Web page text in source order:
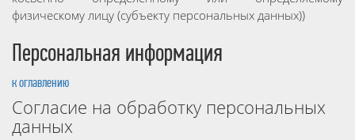
физическому лицу (субъекту персональных данных))
Персональная информация
к оглавлению
Согласие на обработку персональных
данных